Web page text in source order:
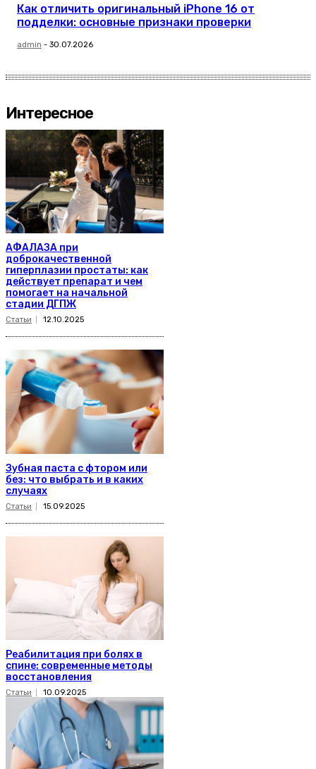
Как отличить оригинальный iPhone 16 от
подделки: основные признаки проверки
admin - 30.07.2026
Интересное
АФАЛАЗА при
доброкачественной
гиперплазии простаты: как
действует препарат и чем
помогает на начальной
стадии ДГПЖ
Статьи 12.10.2025
Зубная паста с фтором или
без: что выбрать и в каких
случаях
Статьи 15.09.2025
Реабилитация при болях в
спине: современные методы
восстановления
Статьи 10.09.2025